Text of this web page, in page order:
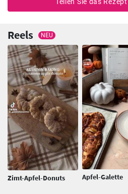
Reels NEU
Zimt-Apfel-Donuts Apfel-Galette